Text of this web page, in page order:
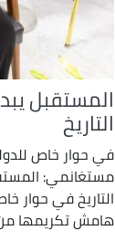
المستقبل
التاريخ
في حوار خاص
مستغانمي:
التاريخ في حوار
هامش تكريمها